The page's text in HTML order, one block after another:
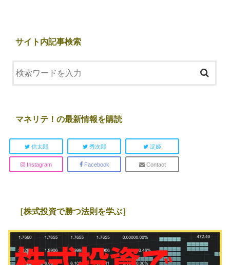
サイト内記事検索
マネリテ！の最新情報を購読
信太郎 秀次郎 淀姫
Instagram Facebook Contact
［株式投資で勝つ法則を学ぶ］